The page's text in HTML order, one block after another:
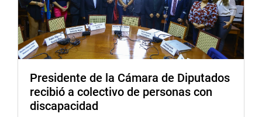
Presidente de la Cámara de Diputados
recibió a colectivo de personas con
discapacidad